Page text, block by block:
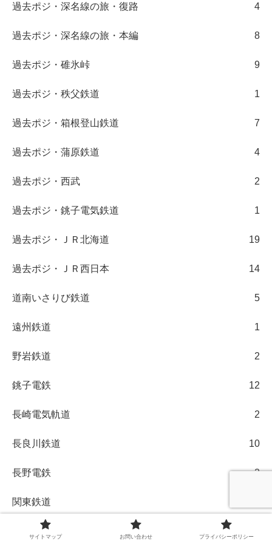
過去ポジ・深名線の旅・復路 4
過去ポジ・深名線の旅・本編 8
過去ポジ・碓氷峠 9
過去ポジ・秩父鉄道 1
過去ポジ・箱根登山鉄道 7
過去ポジ・蒲原鉄道 4
過去ポジ・西武 2
過去ポジ・銚子電気鉄道 1
過去ポジ・ＪＲ北海道 19
過去ポジ・ＪＲ西日本 14
道南いさりび鉄道 5
遠州鉄道 1
野岩鉄道 2
銚子電鉄 12
長崎電気軌道 2
長良川鉄道 10
長野電鉄 2
関東鉄道
阪堺電気軌道
サイトマップ お問い合わせ プライバシーポリシー